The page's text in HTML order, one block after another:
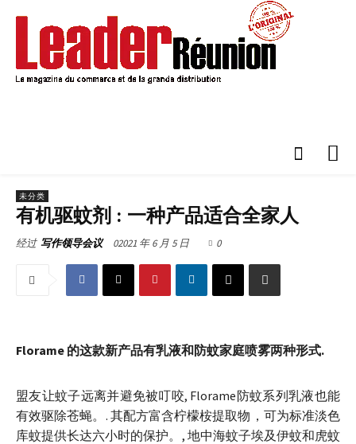
未分类
有机驱蚊剂 : 一种产品适合全家人
经过 写作领导会议 02021 年 6 月 5 日 0
Florame 的这款新产品有乳液和防蚊家庭喷雾两种形式.
盟友让蚊子远离并避免被叮咬, Florame防蚊系列乳液也能
有效驱除苍蝇。. 其配方富含柠檬桉提取物，可为标准淡色
库蚊提供长达六小时的保护。, 地中海蚊子埃及伊蚊和虎蚊